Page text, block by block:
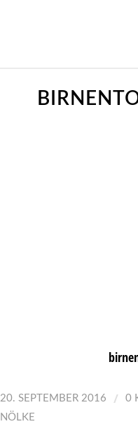
20. SEPTEMBER 2016 / 0
NÖLKE